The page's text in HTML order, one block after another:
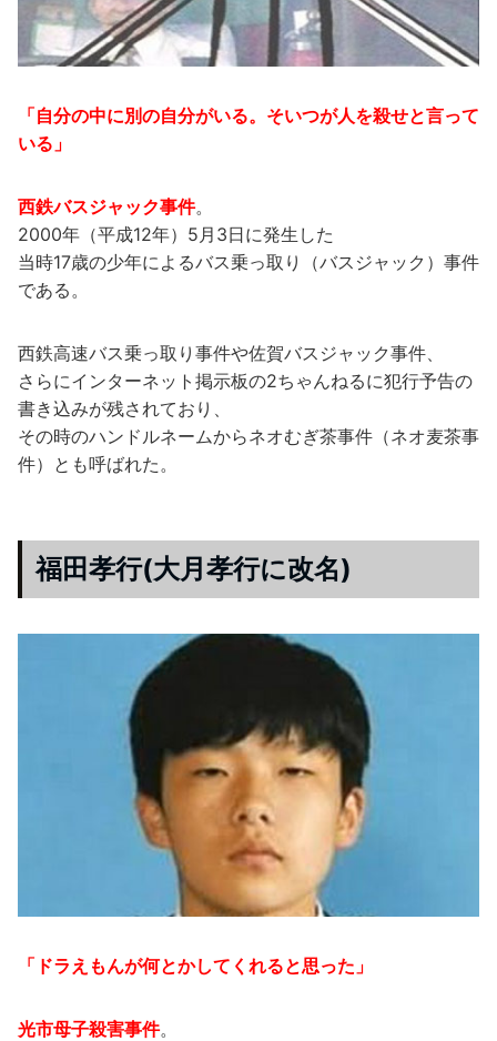
「自分の中に別の自分がいる。そいつが人を殺せと言って
いる」
西鉄バスジャック事件。
2000年（平成12年）5月3日に発生した
当時17歳の少年によるバス乗っ取り（バスジャック）事件
である。
西鉄高速バス乗っ取り事件や佐賀バスジャック事件、
さらにインターネット掲示板の2ちゃんねるに犯行予告の
書き込みが残されており、
その時のハンドルネームからネオむぎ茶事件（ネオ麦茶事
件）とも呼ばれた。
福田孝行(大月孝行に改名)
「ドラえもんが何とかしてくれると思った」
光市母子殺害事件。